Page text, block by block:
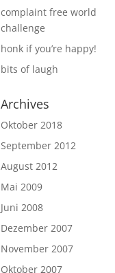
complaint free world
challenge
honk if you’re happy!
bits of laugh
Archives
Oktober 2018
September 2012
August 2012
Mai 2009
Juni 2008
Dezember 2007
November 2007
Oktober 2007